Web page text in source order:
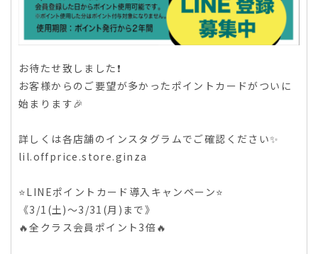
お待たせ致しました❗️
お客様からのご要望が多かったポイントカードがついに
始まります🎉
詳しくは各店舗のインスタグラムでご確認ください✨
lil.offprice.store.ginza
⭐️LINEポイントカード導入キャンペーン⭐️
《3/1(土)〜3/31(月)まで》
🔥全クラス会員ポイント3倍🔥